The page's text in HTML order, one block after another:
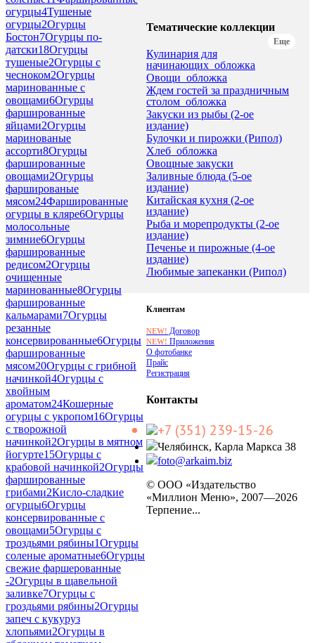
огурцы4Тушеные
огурцы2Огурцы
Бостон7Огурцы по-
датски18Огурцы
тушеные2Огурцы с
чесноком2Огурцы
маринованные с
овощами6Огурцы
фаршированные
яйцами2Огурцы
маринованые
ассорти8Огурцы
фаршированные
овощами2Огурцы
фаршированые
мясом24Фаршированные
огурцы в кляре6Огурцы
молосольные
зимние6Огурцы
фаршированные
редисом2Огурцы
очищенные
маринованные8Огурцы
фаршированные
кальмарами7Огурцы
резанные
консервированные6Огурцы
фаршированные
мясом20Огурцы с грибной
начинкой4Огурцы с
хвойным
ароматом24Кошерные
огурцы с укропом16Огурцы
с творожной
начинкой2Огурцы в мятном
йогурте15Огурцы с
крабовой начинкой2Огурцы
фаршированные
грибами2Кисло-сладкие
огурцы6Огурцы
консервированные с
овощами5Огурцы с
троздьями рябины1Огурцы
соленые ароматные6Огурцы
свежие фаршерованные
-2Огурцы в щавельной
заливке7Огурцы с
гроздьями рябины2Огурцы
запеч с кукуруз
хлопьями2Огурцы в
Тематические коллекции
Еще
Кулинария для
начинающих_обложка
Овощи_обложка
Ждем гостей за праздничным
столом_обложка
Закуски из рыбы (2-ое
издание)
Булочки и пирожки (Рипол)
Хлеб_обложка
Овощные закуски
Заливные блюда (5-ое
издание)
Китайская кухня (2-ое
издание)
Рыба и морепродукты (2-ое
издание)
Печенье и пирожные (4-ое
издание)
Любимые запеканки (Рипол)
Клиентам
NEW! Договор
NEW! Приложения
О фотобанке
Прайс
Регистрация
Контакты
+7 (351) 239-15-26
Челябинск, Карла Маркса 38
foto@arkaim.biz
© ООО «Издательство
«Миллион Меню», 2007—2026
Терпение...